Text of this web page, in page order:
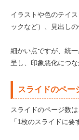
イラストや色のテイ
ックなど）、見出し
細かい点ですが、統
呈し、印象悪化につな
スライドのペー
スライドのページ数
「1枚のスライドに要